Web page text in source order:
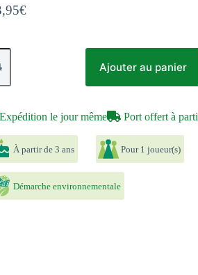
€
Ajouter au panier
le jour même Port offert à
À partir de 3 ans Pour 1 joueur(s)
Démarche environnementale